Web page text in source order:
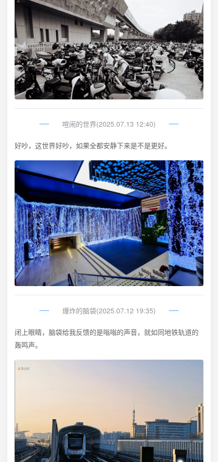
喧闹的世界(2025.07.13 12:40)
好吵，这世界好吵，如果全都安静下来是不是更好。
爆炸的脑袋(2025.07.12 19:35)
闭上眼睛，脑袋给我反馈的是嗡嗡的声音，就如同地铁轨道的
轰鸣声。